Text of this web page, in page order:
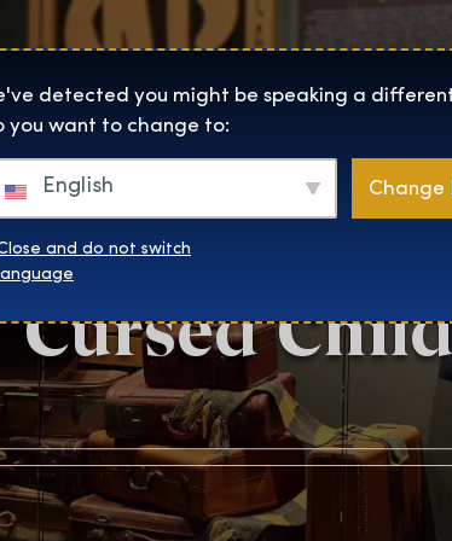
Exhibition home page
Lokality O Nás
and
Cursed
detected you might be speaking a
you want to change to:
English Change
and do not switch